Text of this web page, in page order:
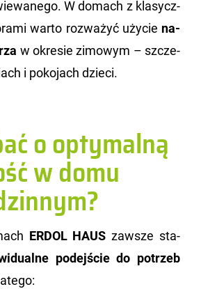
W do­mach z kla­sycz­
warto roz­wa­żyć uży­cie na­
w okre­sie zi­mo­wym – szcze­
i po­ko­jach dzie­ci.
o optymalną
w domu
ERDOL HAUS za­wsze sta­
po­dej­ście do po­trzeb